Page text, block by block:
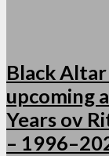
Black
upcoming
Years ov
–